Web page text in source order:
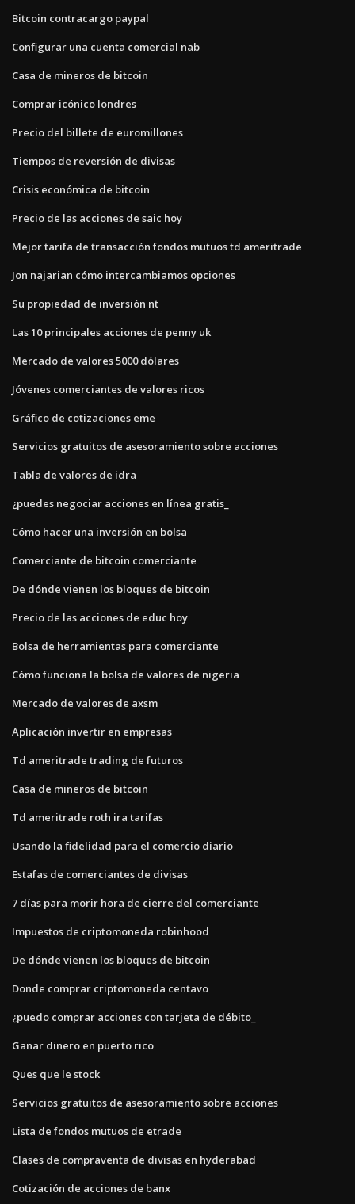
Bitcoin contracargo paypal
Configurar una cuenta comercial nab
Casa de mineros de bitcoin
Comprar icónico londres
Precio del billete de euromillones
Tiempos de reversión de divisas
Crisis económica de bitcoin
Precio de las acciones de saic hoy
Mejor tarifa de transacción fondos mutuos td ameritrade
Jon najarian cómo intercambiamos opciones
Su propiedad de inversión nt
Las 10 principales acciones de penny uk
Mercado de valores 5000 dólares
Jóvenes comerciantes de valores ricos
Gráfico de cotizaciones eme
Servicios gratuitos de asesoramiento sobre acciones
Tabla de valores de idra
¿puedes negociar acciones en línea gratis_
Cómo hacer una inversión en bolsa
Comerciante de bitcoin comerciante
De dónde vienen los bloques de bitcoin
Precio de las acciones de educ hoy
Bolsa de herramientas para comerciante
Cómo funciona la bolsa de valores de nigeria
Mercado de valores de axsm
Aplicación invertir en empresas
Td ameritrade trading de futuros
Casa de mineros de bitcoin
Td ameritrade roth ira tarifas
Usando la fidelidad para el comercio diario
Estafas de comerciantes de divisas
7 días para morir hora de cierre del comerciante
Impuestos de criptomoneda robinhood
De dónde vienen los bloques de bitcoin
Donde comprar criptomoneda centavo
¿puedo comprar acciones con tarjeta de débito_
Ganar dinero en puerto rico
Ques que le stock
Servicios gratuitos de asesoramiento sobre acciones
Lista de fondos mutuos de etrade
Clases de compraventa de divisas en hyderabad
Cotización de acciones de banx